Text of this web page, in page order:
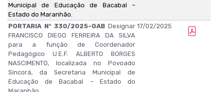
Municipal de Educação de Bacabal –
Estado do Maranhão.
PORTARIA Nº 330/2025-GAB Designar
FRANCISCO DIEGO FERREIRA DA SILVA
para a função de Coordenador
Pedagógico U.E.F. ALBERTO BORGES
NASCIMENTO, localizada no Povoado
Sincorá, da Secretaria Municipal de
Educação de Bacabal – Estado do
17/02/2025